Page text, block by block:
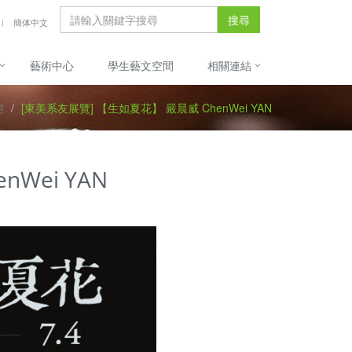
簡体中文 搜尋
藝術中心 學生藝文空間 相關連結
[東美系友展覽] 【生如夏花】 嚴晨威 ChenWei YAN
YAN